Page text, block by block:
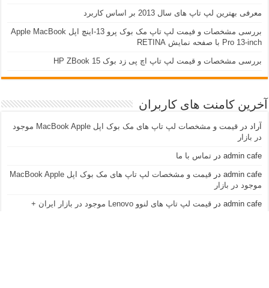
معرفی بهترین لپ تاپ های سال 2013 بر اساس کاربرد
بررسی مشخصات و فیمت لپ تاپ مک بوک پرو 13-اینچ اپل Apple MacBook
Pro 13-inch با صفحه نمایش RETINA
بررسی مشخصات و قیمت لپ تاپ اچ پی زد بوک 15 HP ZBook
آخرین کامنت های کاربران
آراد در
قیمت و مشخصات لپ تاپ های مک بوک اپل MacBook Apple موجود
در بازار
admin cafe درتماس با ما
admin cafe در
قیمت و مشخصات لپ تاپ های مک بوک اپل MacBook Apple
موجود در بازار
admin cafe در
قیمت لپ تاپ های لنوو Lenovo موجود در بازار ایران +